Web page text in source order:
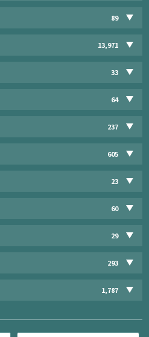
89
13,971
33
64
237
605
23
60
29
293
1,787